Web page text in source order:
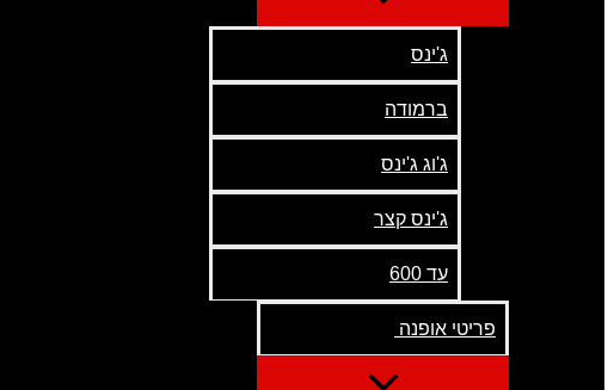
ג'ינס
ברמודה
ג'וג ג'ינס
ג'ינס קצר
עד 600
פריטי אופנה